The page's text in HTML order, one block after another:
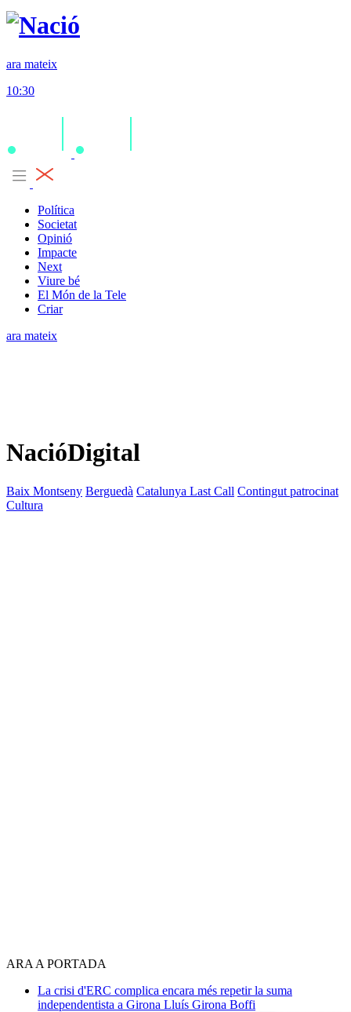
ara mateix
10:30
Política
Societat
Opinió
Impacte
Next
Viure bé
El Món de la Tele
Criar
ara mateix
NacióDigital
Baix Montseny Berguedà Catalunya Last Call Contingut patrocinat
Cultura
ARA A PORTADA
La crisi d'ERC complica encara més repetir la suma
independentista a Girona Lluís Girona Boffi